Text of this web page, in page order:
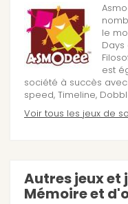
le
Days
est
société à succès
speed, Timeline,
Voir tous les jeux de
Autres jeux et
Mémoire et